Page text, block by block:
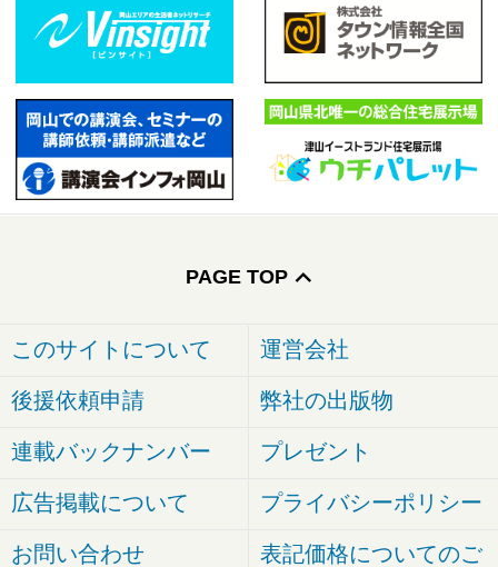
PAGE TOP
このサイトについて 運営会社
後援依頼申請 弊社の出版物
連載バックナンバー プレゼント
広告掲載について プライバシーポリシー
お問い合わせ 表記価格についてのご